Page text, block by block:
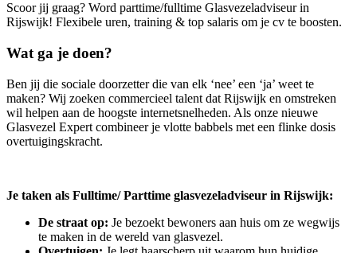
Scoor jij graag? Word parttime/fulltime Glasvezeladviseur in
Rijswijk! Flexibele uren, training & top salaris om je cv te boosten.
Wat ga je doen?
Ben jij die sociale doorzetter die van elk ‘nee’ een ‘ja’ weet te
maken? Wij zoeken commercieel talent dat Rijswijk en omstreken
wil helpen aan de hoogste internetsnelheden. Als onze nieuwe
Glasvezel Expert combineer je vlotte babbels met een flinke dosis
overtuigingskracht.
Je taken als Fulltime/ Parttime glasvezeladviseur in Rijswijk:
De straat op: Je bezoekt bewoners aan huis om ze wegwijs
te maken in de wereld van glasvezel.